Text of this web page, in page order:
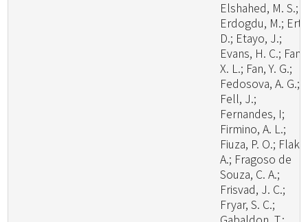
Elshahed, M. S.;
Erdogdu, M.;
D.; Etayo, J.;
Evans, H. C.; Fan,
X. L.; Fan, Y. G.;
Fedosova, A. G.;
Fell, J.;
Fernandes, I;
Firmino, A. L.;
Fiuza, P. O.;
A.; Fragoso de
Souza, C. A.;
Frisvad, J. C.;
Fryar, S. C.;